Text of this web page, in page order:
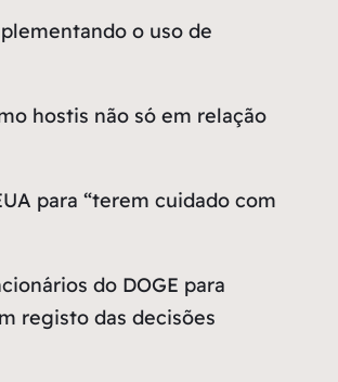
o uso de
hostis não só em relação
para “terem cuidado com
do DOGE para
registo das decisões